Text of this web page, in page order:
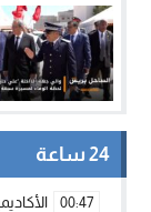
24 ساعة
00:47